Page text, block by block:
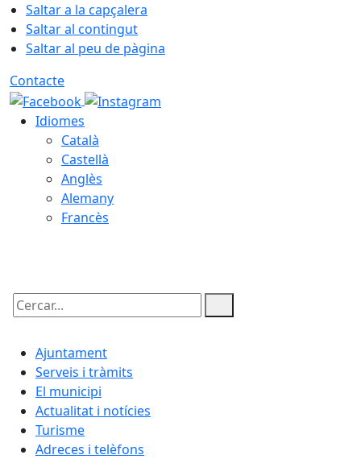
Saltar a la capçalera
Saltar al contingut
Saltar al peu de pàgina
Contacte
Idiomes
Català
Castellà
Anglès
Alemany
Francès
Cercar:
Ajuntament
Serveis i tràmits
El municipi
Actualitat i notícies
Turisme
Adreces i telèfons